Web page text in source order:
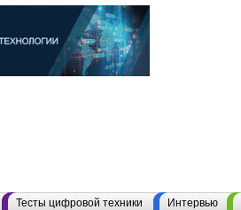
Тесты цифровой техники Интервью